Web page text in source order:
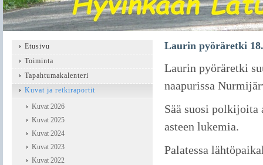
Laurin pyöräretki
Laurin pyöräretki
naapurissa
Sää suosi
asteen lukemia.
Palatessa
Etusivu
Toiminta
Tapahtumakalenteri
Kuvat ja retkiraportit
Kuvat 2026
Kuvat 2025
Kuvat 2024
Kuvat 2023
Kuvat 2022